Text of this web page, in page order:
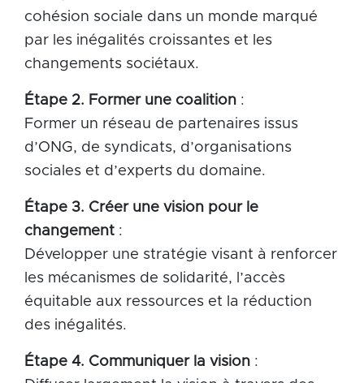
cohésion sociale dans un monde marqué
par les inégalités croissantes et les
changements sociétaux.
Étape 2. Former une coalition :
Former un réseau de partenaires issus
d’ONG, de syndicats, d’organisations
sociales et d’experts du domaine.
Étape 3. Créer une vision pour le
changement :
Développer une stratégie visant à renforcer
les mécanismes de solidarité, l’accès
équitable aux ressources et la réduction
des inégalités.
Étape 4. Communiquer la vision :